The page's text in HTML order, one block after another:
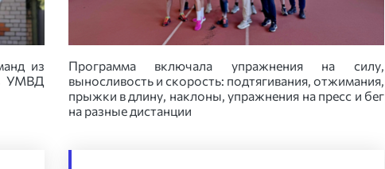
из
УМВД
Программа включала упражнения на силу,
выносливость и скорость: подтягивания, отжимания,
прыжки в длину, наклоны, упражнения на пресс и бег
на разные дистанции